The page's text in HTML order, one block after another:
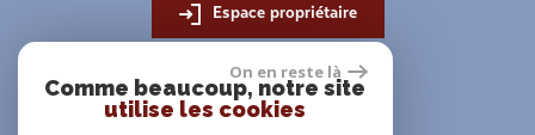
Espace propriétaire
On en reste là
Comme beaucoup, notre site
utilise les cookies